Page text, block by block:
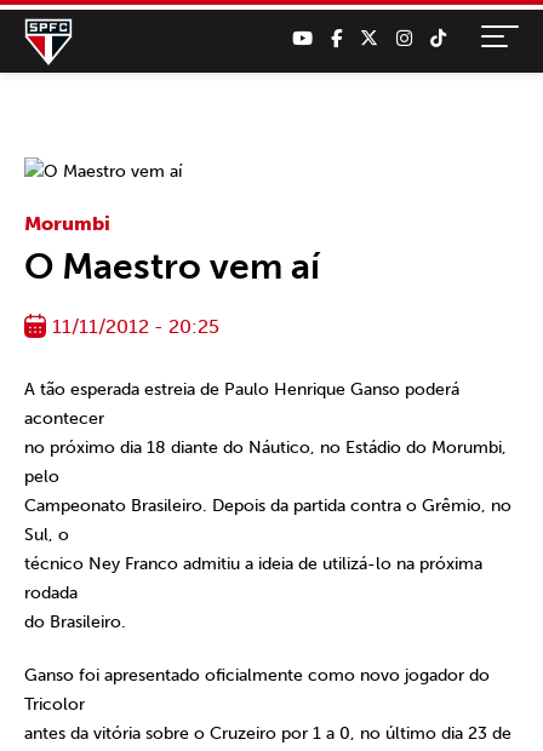
Morumbi
O Maestro vem aí
11/11/2012 - 20:25
A tão esperada estreia de Paulo Henrique Ganso poderá
acontecer
no próximo dia 18 diante do Náutico, no Estádio do Morumbi,
pelo
Campeonato Brasileiro. Depois da partida contra o Grêmio, no
Sul, o
técnico Ney Franco admitiu a ideia de utilizá-lo na próxima
rodada
do Brasileiro.
Ganso foi apresentado oficialmente como novo jogador do
Tricolor
antes da vitória sobre o Cruzeiro por 1 a 0, no último dia 23 de